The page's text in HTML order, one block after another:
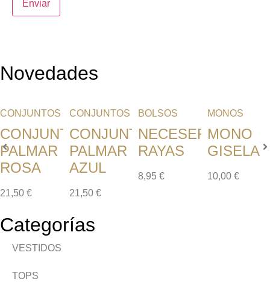
Novedades
CONJUNTOS
CONJUNTO
PALMAR
ROSA
21,50 €
CONJUNTOS
CONJUNTO
PALMAR
AZUL
21,50 €
BOLSOS
NECESER
RAYAS
8,95 €
MONOS
MONO
GISELA
10,00 €
Categorías
VESTIDOS
TOPS